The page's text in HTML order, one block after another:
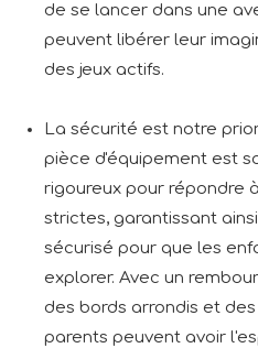
de se lancer dans une
peuvent libérer leur
des jeux actifs.
La sécurité est notre
pièce d'équipement est
rigoureux pour répondre
strictes, garantissant
sécurisé pour que les
explorer. Avec un
des bords arrondis et
parents peuvent avoir